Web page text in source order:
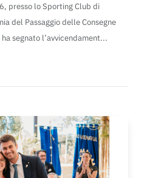
presso lo Sporting Club di
del Passaggio delle Consegne
segnato l’avvicendament...